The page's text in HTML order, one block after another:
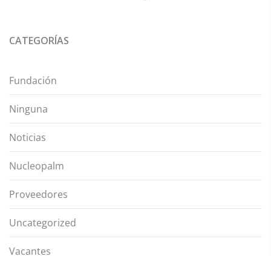
CATEGORÍAS
Fundación
Ninguna
Noticias
Nucleopalm
Proveedores
Uncategorized
Vacantes